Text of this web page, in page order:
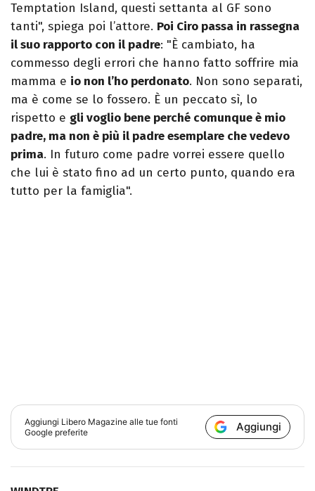
Temptation Island, questi settanta al GF sono
tanti", spiega poi l’attore. Poi Ciro passa in rassegna
il suo rapporto con il padre: "È cambiato, ha
commesso degli errori che hanno fatto soffrire mia
mamma e io non l’ho perdonato. Non sono separati,
ma è come se lo fossero. È un peccato sì, lo
rispetto e gli voglio bene perché comunque è mio
padre, ma non è più il padre esemplare che vedevo
prima. In futuro come padre vorrei essere quello
che lui è stato fino ad un certo punto, quando era
tutto per la famiglia".
Aggiungi Libero Magazine alle tue fonti
Google preferite
Aggiungi